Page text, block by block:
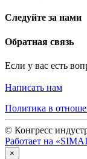
Следуйте за нами
Обратная связь
Если у вас есть
Написать нам
Политика в
© Конгресс
Работает на
×